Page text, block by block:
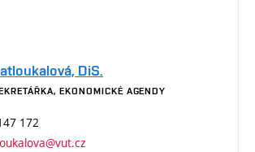
DiS.
EKONOMICKÉ AGENDY
172